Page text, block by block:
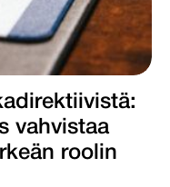
vahvistaa
roolin